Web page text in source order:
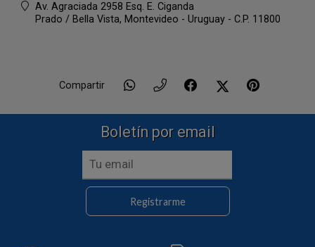
Av. Agraciada 2958 Esq. E. Ciganda
Prado / Bella Vista, Montevideo - Uruguay - C.P. 11800
Compartir
Boletín por email
Registrarme